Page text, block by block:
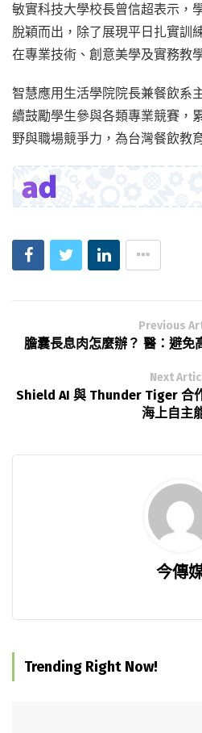
敏實科技大學校長曾信超表示，
脫穎而出，除了展現平日扎實訓
在專業技術、創意美學及實務教
智慧應用生活學院院長兼餐飲系
續鼓勵學生參與各類專業競賽，
野與職場競爭力，為台灣餐飲教
Previous
膽囊長息肉怎麼辦？ 醫：避免
Next
Shield AI 與 Thunder Tiger 合
海上自主
今傳
Trending Right Now!